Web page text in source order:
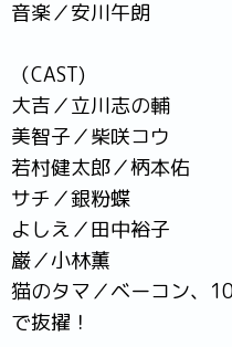
音楽／安川午朗
（CAST)
大吉／立川志の輔
美智子／柴咲コウ
若村健太郎／柄本佑
サチ／銀粉蝶
よしえ／田中裕子
巌／小林薫
猫のタマ／ベーコン、
で抜擢！